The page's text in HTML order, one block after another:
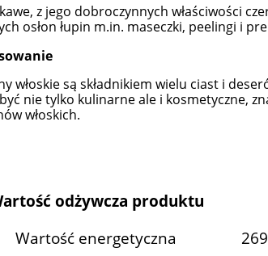
z jego dobroczynnych właściwości
osłon łupin m.in. maseczki, peelingi i
włoskie są składnikiem wielu ciast i
nie tylko kulinarne ale i kosmetyczne,
włoskich.
odżywcza produktu
Wartość energetyczna